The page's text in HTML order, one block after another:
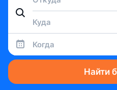
Когда
Найти